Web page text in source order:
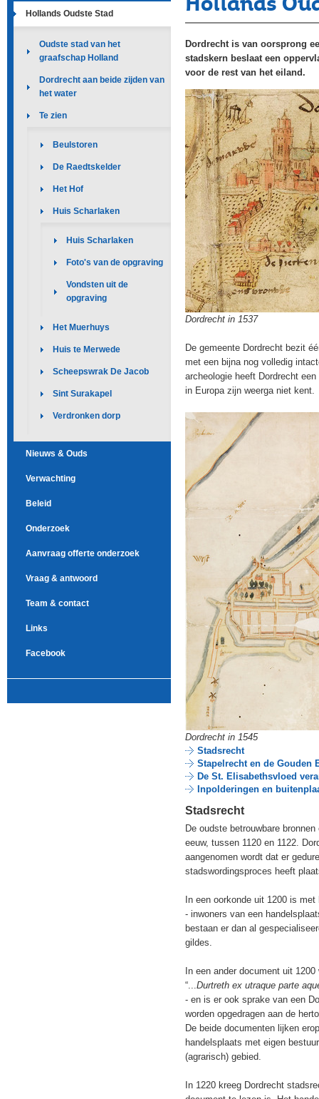
Hollands Oudste Stad
Oudste stad van het
graafschap Holland
Dordrecht aan beide zijden van
het water
Te zien
Beulstoren
De Raedtskelder
Het Hof
Huis Scharlaken
Huis Scharlaken
Foto's van de opgraving
Vondsten uit de
opgraving
Het Muerhuys
Huis te Merwede
Scheepswrak De Jacob
Sint Surakapel
Verdronken dorp
Nieuws & Ouds
Verwachting
Beleid
Onderzoek
Aanvraag offerte onderzoek
Vraag & antwoord
Team & contact
Links
Facebook
Dordrecht is van oorsprong
stadskern beslaat een
voor de rest van het eiland.
Dordrecht in 1537
De gemeente Dordrecht bezit
met een bijna nog volledig
archeologie heeft Dordrecht
in Europa zijn weerga niet kent.
Dordrecht in 1545
Stadsrecht
Stapelrecht en de Gouden
De St. Elisabethsvloed
Inpolderingen en
Stadsrecht
De oudste betrouwbare
eeuw, tussen 1120 en 1122.
aangenomen wordt dat er
stadswordingsproces heeft
In een oorkonde uit 1200 is
- inwoners van een
bestaan er dan al
gildes.
In een ander document uit
“...Durtreth ex utraque parte
- en is er ook sprake van een
worden opgedragen aan de
De beide documenten lijken
handelsplaats met eigen
(agrarisch) gebied.
In 1220 kreeg Dordrecht